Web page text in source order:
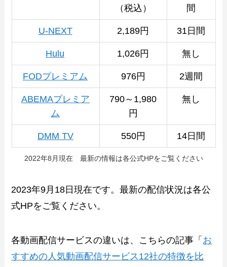
（税込）
間
U-NEXT 2,189円 31日間
Hulu 1,026円 無し
FODプレミアム 976円 2週間
ABEMAプレミア
ム
790～1,980
円
無し
DMM TV 550円 14日間
2022年8月現在 最新の情報は各公式HPをご覧ください
2023年9月18日現在です。最新の配信状況は各公
式HPをご覧ください。
各動画配信サービスの違いは、こちらの記事「 お
すすめの人気動画配信サービス12社の特徴を比